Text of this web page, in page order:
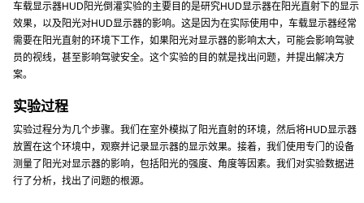
车载显示器HUD阳光倒灌实验的主要目的是研究HUD显示器在阳光直射下的显示
效果，以及阳光对HUD显示器的影响。这是因为在实际使用中，车载显示器经常
需要在阳光直射的环境下工作，如果阳光对显示器的影响太大，可能会影响驾驶
员的视线，甚至影响驾驶安全。这个实验的目的就是找出问题，并提出解决方
案。
实验过程
实验过程分为几个步骤。我们在室外模拟了阳光直射的环境，然后将HUD显示器
放置在这个环境中，观察并记录显示器的显示效果。接着，我们使用专门的设备
测量了阳光对显示器的影响，包括阳光的强度、角度等因素。我们对实验数据进
行了分析，找出了问题的根源。